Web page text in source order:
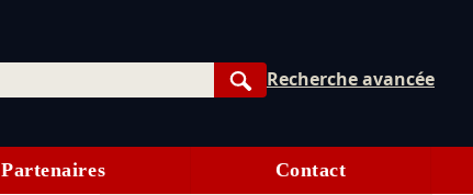
Rechercher
Recherche avancée
Partenaires Contact